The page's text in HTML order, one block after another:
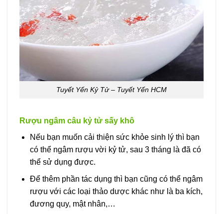
Tuyết Yến Kỷ Tử – Tuyết Yến HCM
Rượu ngâm câu kỷ tử sấy khô
Nếu bạn muốn cải thiện sức khỏe sinh lý thì bạn
có thể ngâm rượu vời kỷ tử, sau 3 tháng là đã có
thể sử dụng được.
Để thêm phần tác dụng thì bạn cũng có thể ngâm
rượu với các loại thảo dược khác như là ba kích,
đương quy, mật nhân,…